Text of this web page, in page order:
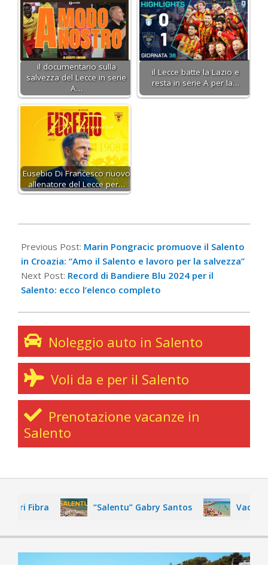
il documentario sulla
salvezza del Lecce in serie
A…
il Lecce batte la Lazio e
resta in serie A per la…
Eusebio Di Francesco nuovo
allenatore del Lecce per…
05-
14
Previous Post: Marin Pongracic promuove il Salento
in Croazia: “Amo il Salento e lavoro per la salvezza”
Next Post: Record di Bandiere Blu 2024 per il
Salento: ecco l’elenco completo
Noleggio auto in Salento
Voli da e per il Salento
Prenotazione vacanze in
Salento
Fibra “Salentu” Gabry Santos Vacanza